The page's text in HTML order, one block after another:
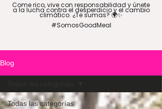
Come rico, vive con responsabilidad y únete
a la lucha contra el desperdicio y el cambio
climático. ¿Te sumas? 🌍✨
#SomosGoodMeal
Blog
Todas las categorías